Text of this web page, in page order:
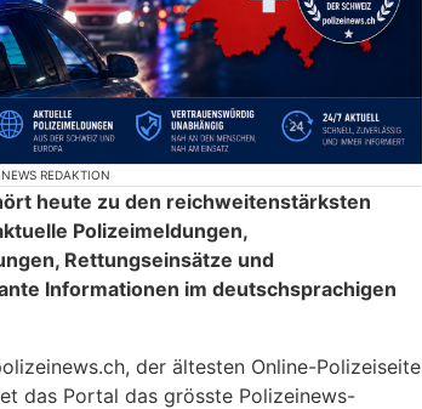
REDAKTION
heute zu den reichweitenstärksten
Polizeimeldungen,
Rettungseinsätze und
Informationen im deutschsprachigen
der ältesten Online-Polizeiseite
das Portal das grösste Polizeinews-